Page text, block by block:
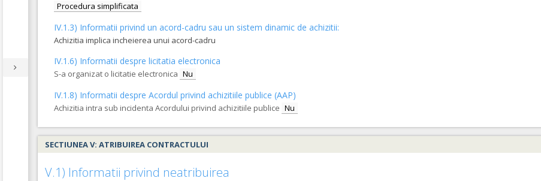
Procedura simplificata
IV.1.3) Informatii privind un acord-cadru sau un sistem dinamic de achizitii:
Achizitia implica incheierea unui acord-cadru
IV.1.6) Informatii despre licitatia electronica
S-a organizat o licitatie electronica Nu
IV.1.8) Informatii despre Acordul privind achizitiile publice (AAP)
Achizitia intra sub incidenta Acordului privind achizitiile publice Nu
SECTIUNEA V: ATRIBUIREA CONTRACTULUI
V.1) Informatii privind neatribuirea